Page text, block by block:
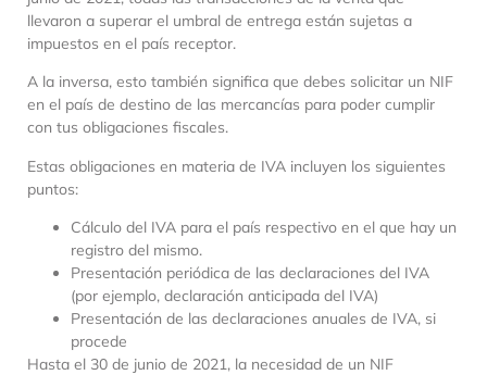
llevaron a superar el umbral de entrega están sujetas a
impuestos en el país receptor.
A la inversa, esto también significa que debes solicitar un NIF
en el país de destino de las mercancías para poder cumplir
con tus obligaciones fiscales.
Estas obligaciones en materia de IVA incluyen los siguientes
puntos:
Cálculo del IVA para el país respectivo en el que hay un
registro del mismo.
Presentación periódica de las declaraciones del IVA
(por ejemplo, declaración anticipada del IVA)
Presentación de las declaraciones anuales de IVA, si
procede
Hasta el 30 de junio de 2021, la necesidad de un NIF